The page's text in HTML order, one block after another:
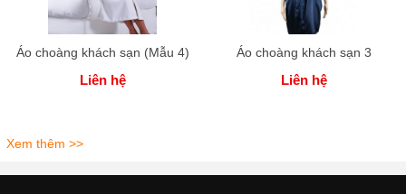
Áo choàng khách sạn (Mẫu 4)
Liên hệ
Áo choàng khách sạn 3
Liên hệ
Xem thêm >>